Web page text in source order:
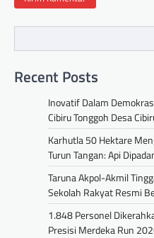
Recent Posts
Inovatif Dalam
Cibiru Tonggoh Desa
Karhutla 50 Hektare
Turun Tangan: Api
Taruna Akpol-Akmil
Sekolah Rakyat Resmi
1.848 Personel
Presisi Merdeka Run